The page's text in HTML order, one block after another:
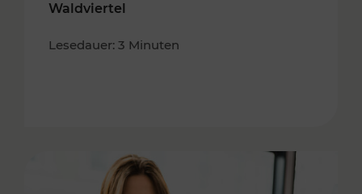
Waldviertel
Lesedauer: 3 Minuten